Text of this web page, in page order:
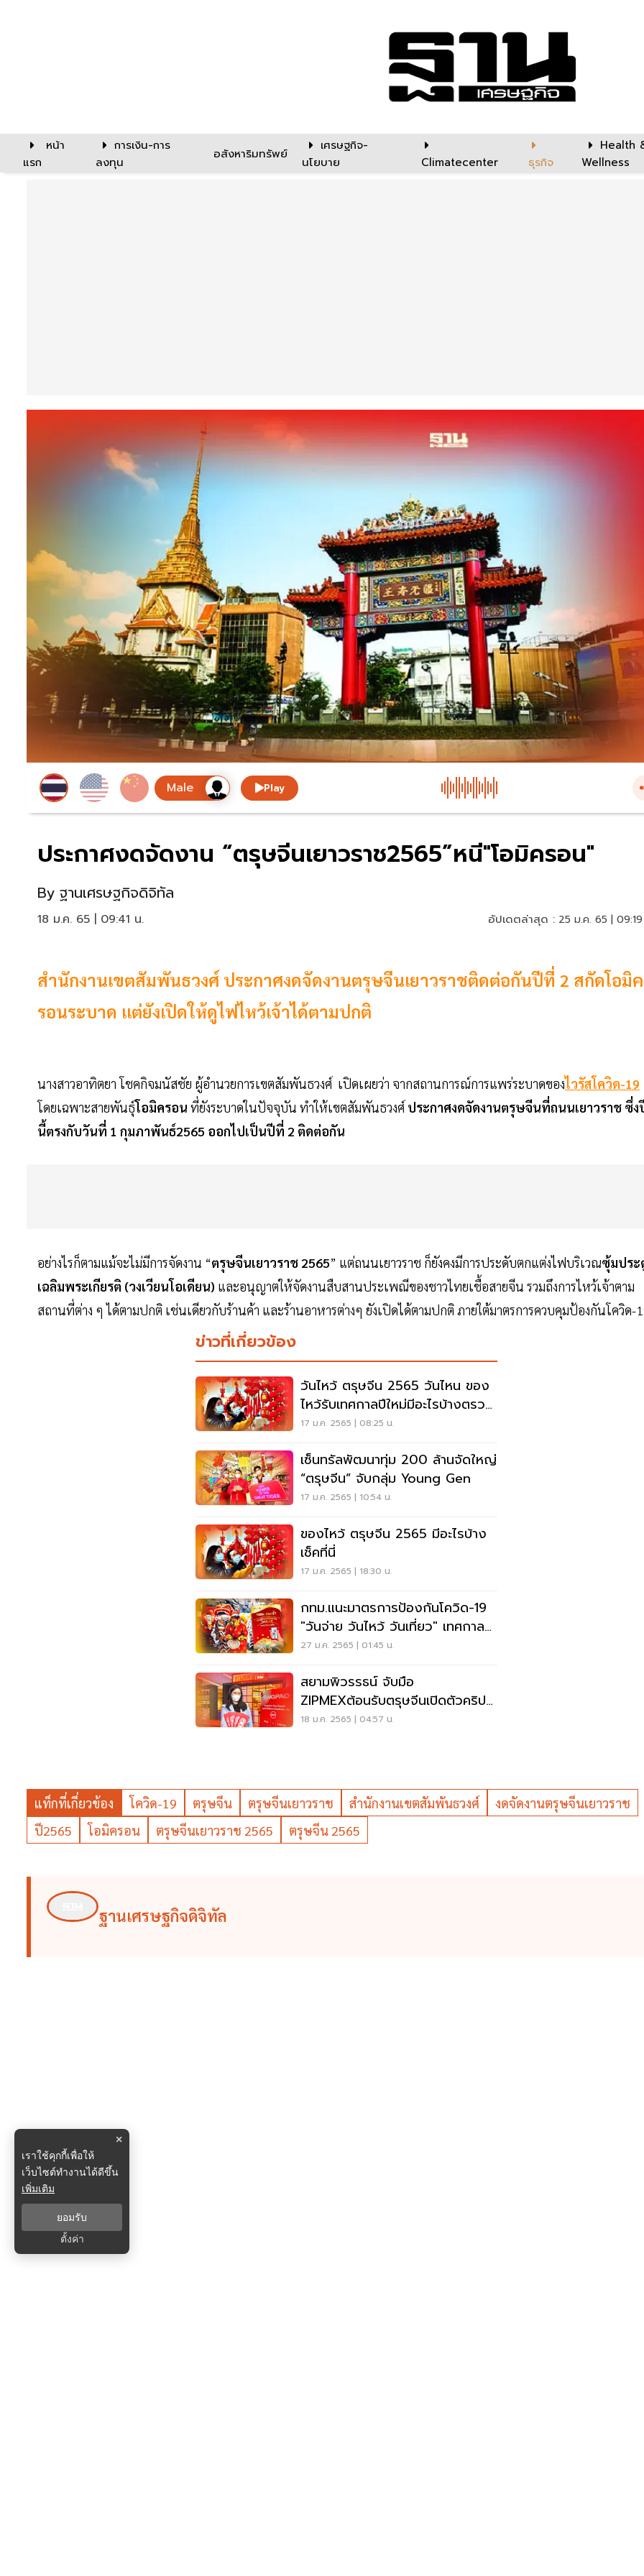
หน้า
แรก
การเงิน-การ
ลงทุน
อสังหาริมทรัพย์
เศรษฐกิจ-
นโยบาย
Climatecenter ธุรกิจ
Health
Wellness
Play
ประกาศงดจัดงาน “ตรุษจีนเยาวราช2565”หนี"โอมิครอน"
By ฐานเศรษฐกิจดิจิทัล
18 ม.ค. 65 | 09:41 น. อัปเดตล่าสุด : 25 ม.ค. 65 |
สำนักงานเขตสัมพันธวงศ์ ประกาศงดจัดงานตรุษจีนเยาวราชติดต่อกันปีที่ 2 สกัดโอมิค
รอนระบาด แต่ยังเปิดให้ดูไฟไหว้เจ้าได้ตามปกติ
นางสาวอาทิตยา โชคกิจมนัสชัย ผู้อำนวยการเขตสัมพันธวงศ์ เปิดเผยว่า จากสถานการณ์การแพร่ระบาดของไวรัสโควิด-19
โดยเฉพาะสายพันธุ์โอมิครอน ที่ยังระบาดในปัจจุบัน ทำให้เขตสัมพันธวงศ์ ประกาศงดจัดงานตรุษจีนที่ถนนเยาวราช ซึ่ง
นี้ตรงกับวันที่ 1 กุมภาพันธ์2565 ออกไปเป็นปีที่ 2 ติดต่อกัน
อย่างไรก็ตามแม้จะไม่มีการจัดงาน “ตรุษจีนเยาวราช 2565” แต่ถนนเยาวราช ก็ยังคงมีการประดับตกแต่งไฟบริเวณซุ้มประ
เฉลิมพระเกียรติ (วงเวียนโอเดียน) และอนุญาตให้จัดงานสืบสานประเพณีของชาวไทยเชื้อสายจีน รวมถึงการไหว้เจ้าตาม
สถานที่ต่าง ๆ ได้ตามปกติ เช่นเดียวกับร้านค้า และร้านอาหารต่างๆ ยังเปิดได้ตามปกติ ภายใต้มาตรการควบคุมป้องกันโควิด-
ข่าวที่เกี่ยวข้อง
วันไหว้ ตรุษจีน 2565 วันไหน ของ
ไหว้รับเทศกาลปีใหม่มีอะไรบ้างตรวจ
สอบที่นี่
17 ม.ค. 2565 | 08:25 น.
เซ็นทรัลพัฒนาทุ่ม 200 ล้านจัดใหญ่
“ตรุษจีน” จับกลุ่ม Young Gen
17 ม.ค. 2565 | 10:54 น.
ของไหว้ ตรุษจีน 2565 มีอะไรบ้าง
เช็คที่นี่
17 ม.ค. 2565 | 18:30 น.
กทม.แนะมาตรการป้องกันโควิด-19
"วันจ่าย วันไหว้ วันเที่ยว" เทศกาล
ตรุษจีน
27 ม.ค. 2565 | 01:45 น.
สยามพิวรรธน์ จับมือ
ZIPMEXต้อนรับตรุษจีนเปิดตัวคริป
โตฯ อั่งเปา
18 ม.ค. 2565 | 04:57 น.
แท็กที่เกี่ยวข้อง โควิด-19 ตรุษจีน ตรุษจีนเยาวราช สำนักงานเขตสัมพันธวงศ์
งดจัดงานตรุษจีนเยาวราช
ปี2565
โอมิครอน ตรุษจีนเยาวราช 2565 ตรุษจีน 2565
ฐานเศรษฐกิจดิจิทัล
×
เราใช้คุกกี้เพื่อให้
เว็บไซต์ทำงานได้ดีขึ้น
เพิ่มเติม
ยอมรับ
ตั้งค่า